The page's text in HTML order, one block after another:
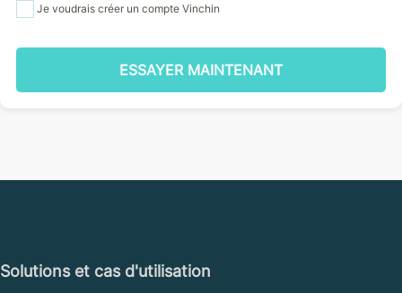
Je voudrais créer un compte Vinchin
ESSAYER MAINTENANT
Solutions et cas d'utilisation